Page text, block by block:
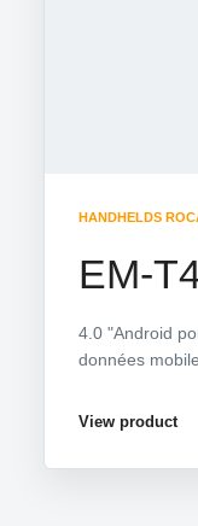
HANDHELDS
EM-
4.0 "Android
données
View product